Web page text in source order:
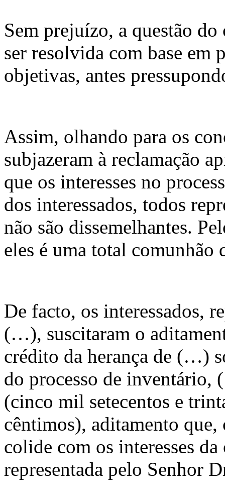
Sem prejuízo, a questão
ser resolvida com base em
objetivas, antes
Assim, olhando para os
subjazeram à reclamação
que os interesses no
dos interessados, todos
não são dissemelhantes.
eles é uma total comunhão
De facto, os interessados,
(…), suscitaram o
crédito da herança de (…)
do processo de
(cinco mil setecentos e
cêntimos), aditamento que,
colide com os interesses
representada pelo Senhor